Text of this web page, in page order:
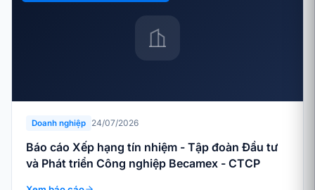
Doanh nghiệp 24/07/2026
Báo cáo Xếp hạng tín nhiệm - Tập đoàn Đầu tư
và Phát triển Công nghiệp Becamex - CTCP